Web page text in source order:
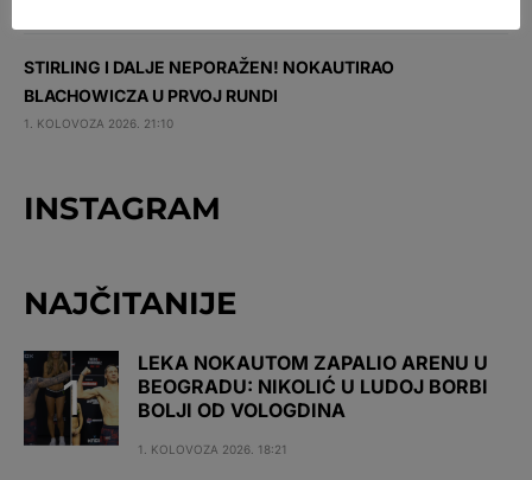
STIRLING I DALJE NEPORAŽEN! NOKAUTIRAO
BLACHOWICZA U PRVOJ RUNDI
1. KOLOVOZA 2026. 21:10
INSTAGRAM
NAJČITANIJE
LEKA NOKAUTOM ZAPALIO ARENU U
BEOGRADU: NIKOLIĆ U LUDOJ BORBI
BOLJI OD VOLOGDINA
1. KOLOVOZA 2026. 18:21